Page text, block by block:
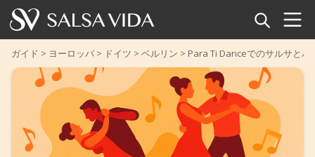
ホーム
イベント
ニュース
ガイド > ヨーロッパ > ドイツ > ベルリン > Para Ti Danceでのサルサとバ